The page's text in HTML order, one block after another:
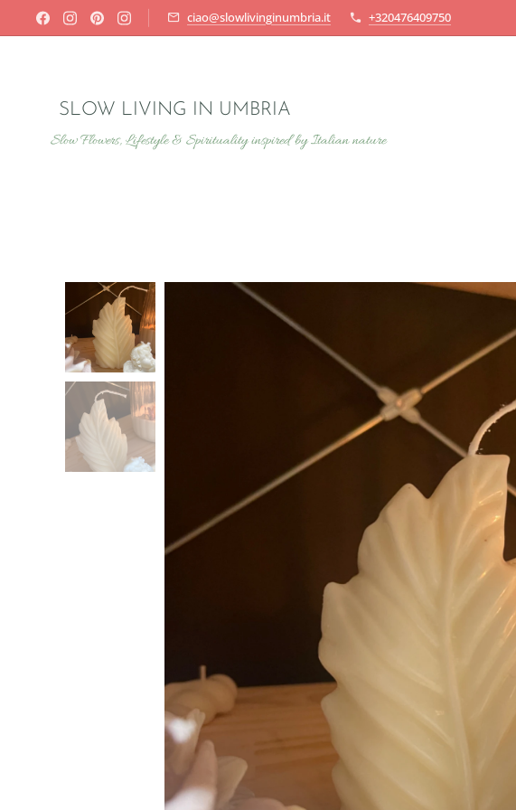
ciao@slowlivinginumbria.it +320476409750
SLOW LIVING IN UMBRIA
Slow Flowers, Lifestyle & Spirituality inspired by Italian nature